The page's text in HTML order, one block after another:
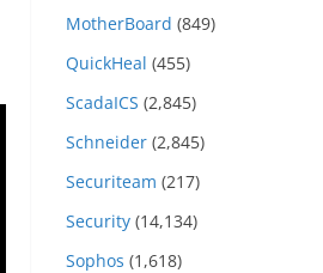
MotherBoard (849)
QuickHeal (455)
ScadaICS (2,845)
Schneider (2,845)
Securiteam (217)
Security (14,134)
Sophos (1,618)